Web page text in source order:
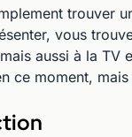
trouver
vous
aussi à la TV
ce moment,